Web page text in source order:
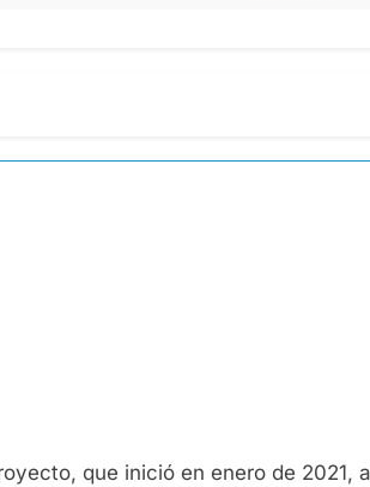
que inició en enero de 2021,